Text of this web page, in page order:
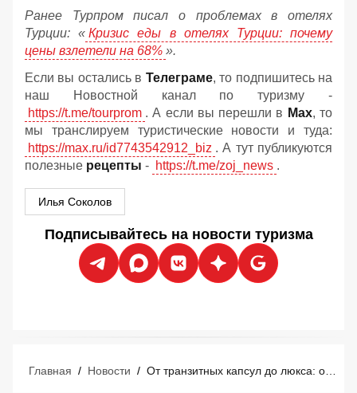
Ранее Турпром писал о проблемах в отелях
Турции: « Кризис еды в отелях Турции: почему
цены взлетели на 68% ».
Если вы остались в Телеграме, то подпишитесь на
наш Новостной канал по туризму -
https://t.me/tourprom . А если вы перешли в Мах, то
мы транслируем туристические новости и туда:
https://max.ru/id7743542912_biz . А тут публикуются
полезные рецепты - https://t.me/zoj_news .
Илья Соколов
Подписывайтесь на новости туризма
Главная / Новости / От транзитных капсул до люкса: обзор отелей в аэропорту Сингапура